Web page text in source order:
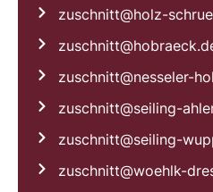
zuschnitt@holz-
zuschnitt@nesseler-
zuschnitt@seiling-
zuschnitt@seiling-
zuschnitt@woehlk-